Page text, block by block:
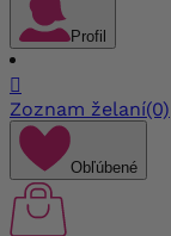
Profil

Zoznam želaní(0)
Obľúbené